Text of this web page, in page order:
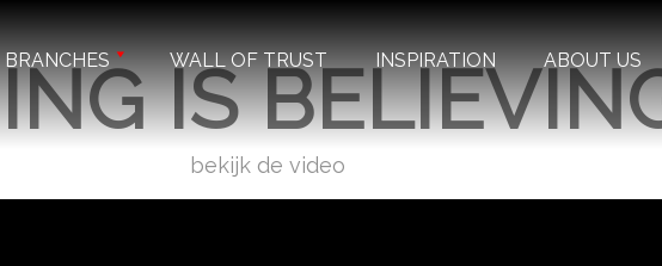
BRANCHES WALL OF TRUST INSPIRATION ABOUT US
IS
bekijk de video